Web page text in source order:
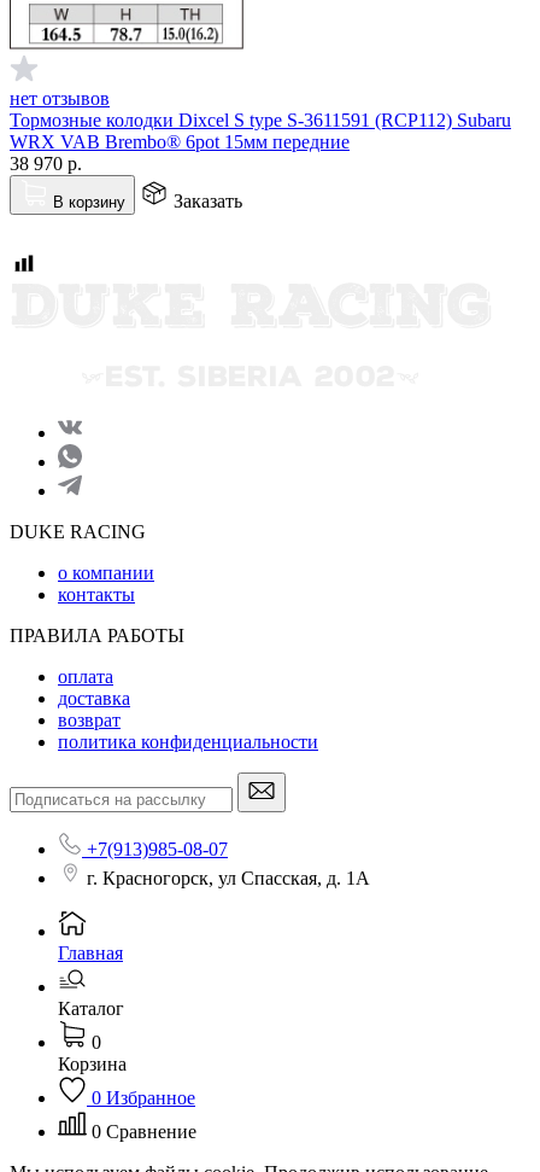
нет отзывов
Тормозные колодки Dixcel S type S-3611591 (RCP112) Subaru
WRX VAB Brembo® 6pot 15мм передние
38 970 р.
В корзину Заказать
DUKE RACING
о компании
контакты
ПРАВИЛА РАБОТЫ
оплата
доставка
возврат
политика конфиденциальности
+7(913)985-08-07
г. Красногорск, ул Спасская, д. 1А
Главная
Каталог
0
Корзина
0 Избранное
0 Сравнение